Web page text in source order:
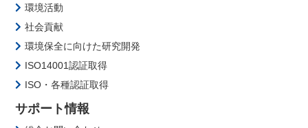
環境活動
社会貢献
環境保全に向けた研究開発
ISO14001認証取得
ISO・各種認証取得
サポート情報